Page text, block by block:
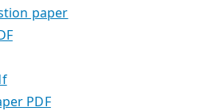
paper
PDF